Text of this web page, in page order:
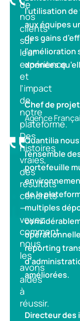
de
nos
clients
sur
leur
expérience
et
l’impact
de
notre
plateforme.
Des
histoires
vraies,
des
résultats
concrets
—
voyez
comment
nous
les
avons
aidés
à
réussir.
l’utilisation
aux équipes
des gains
données
Chef de
Agence
Quantilia
l’ensemble
portefeuille
de la
multiples
reporting
améliorées.
Directeur